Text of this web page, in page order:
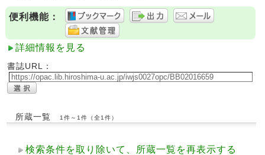
便利機能：
詳細情報を見る
書誌URL：
所蔵一覧 1件～1件（全1件）
検索条件を取り除いて、所蔵一覧を再表示する